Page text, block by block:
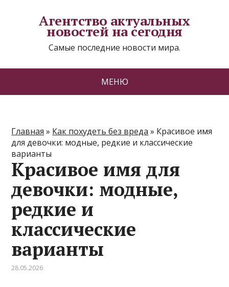
Агентство актуальных
новостей на сегодня
Самые последние новости мира.
МЕНЮ
Главная » Как похудеть без вреда » Красивое имя
для девочки: модные, редкие и классические
варианты
Красивое имя для
девочки: модные,
редкие и
классические
варианты
28.05.2026